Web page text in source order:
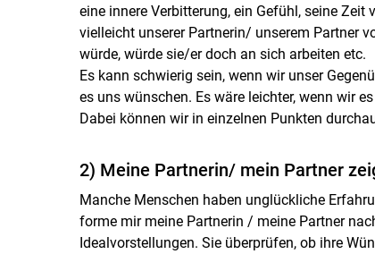
eine innere Verbitterung, ein Gefühl, seine
vielleicht unserer Partnerin/ unserem Partner
würde, würde sie/er doch an sich arbeiten etc.
Es kann schwierig sein, wenn wir unser
es uns wünschen. Es wäre leichter, wenn wir
Dabei können wir in einzelnen Punkten
2) Meine Partnerin/ mein Partner
Manche Menschen haben unglückliche
forme mir meine Partnerin / meine Partner
Idealvorstellungen. Sie überprüfen, ob ihre